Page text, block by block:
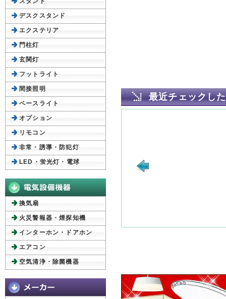
最近チェックし
デスクスタンド
エクステリア
門柱灯
玄関灯
フットライト
間接照明
ベースライト
オプション
リモコン
非常・誘導・防犯灯
LED・蛍光灯・電球
換気扇
火災警報器・煙探知機
インターホン・ドアホン
エアコン
空気清浄・除菌機器